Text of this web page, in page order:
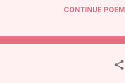
CONTINUE POEM